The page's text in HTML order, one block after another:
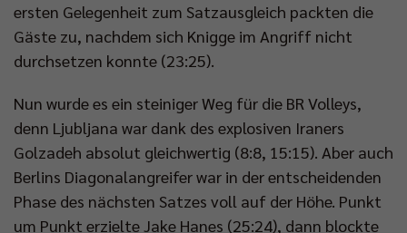
ersten Gelegenheit zum Satzausgleich packten die
Gäste zu, nachdem sich Knigge im Angriff nicht
durchsetzen konnte (23:25).
Nun wurde es ein steiniger Weg für die BR Volleys,
denn Ljubljana war dank des explosiven Iraners
Golzadeh absolut gleichwertig (8:8, 15:15). Aber auch
Berlins Diagonalangreifer war in der entscheidenden
Phase des nächsten Satzes voll auf der Höhe. Punkt
um Punkt erzielte Jake Hanes (25:24), dann blockte